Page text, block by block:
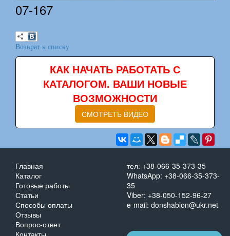
07-167
Возврат к списку
КАК НАЧАТЬ РАБОТАТЬ С
КАТАЛОГОМ. ВАШИ НОВЫЕ
ВОЗМОЖНОСТИ
СМОТРЕТЬ ВИДЕО
Главная
Каталог
Готовые работы
Статьи
Способы оплаты
Отзывы
Вопрос-ответ
тел: +38-066-35-373-35
WhatsApp: +38-066-35-373-
35
Viber: +38-050-152-96-27
e-mail: donshablon@ukr.net